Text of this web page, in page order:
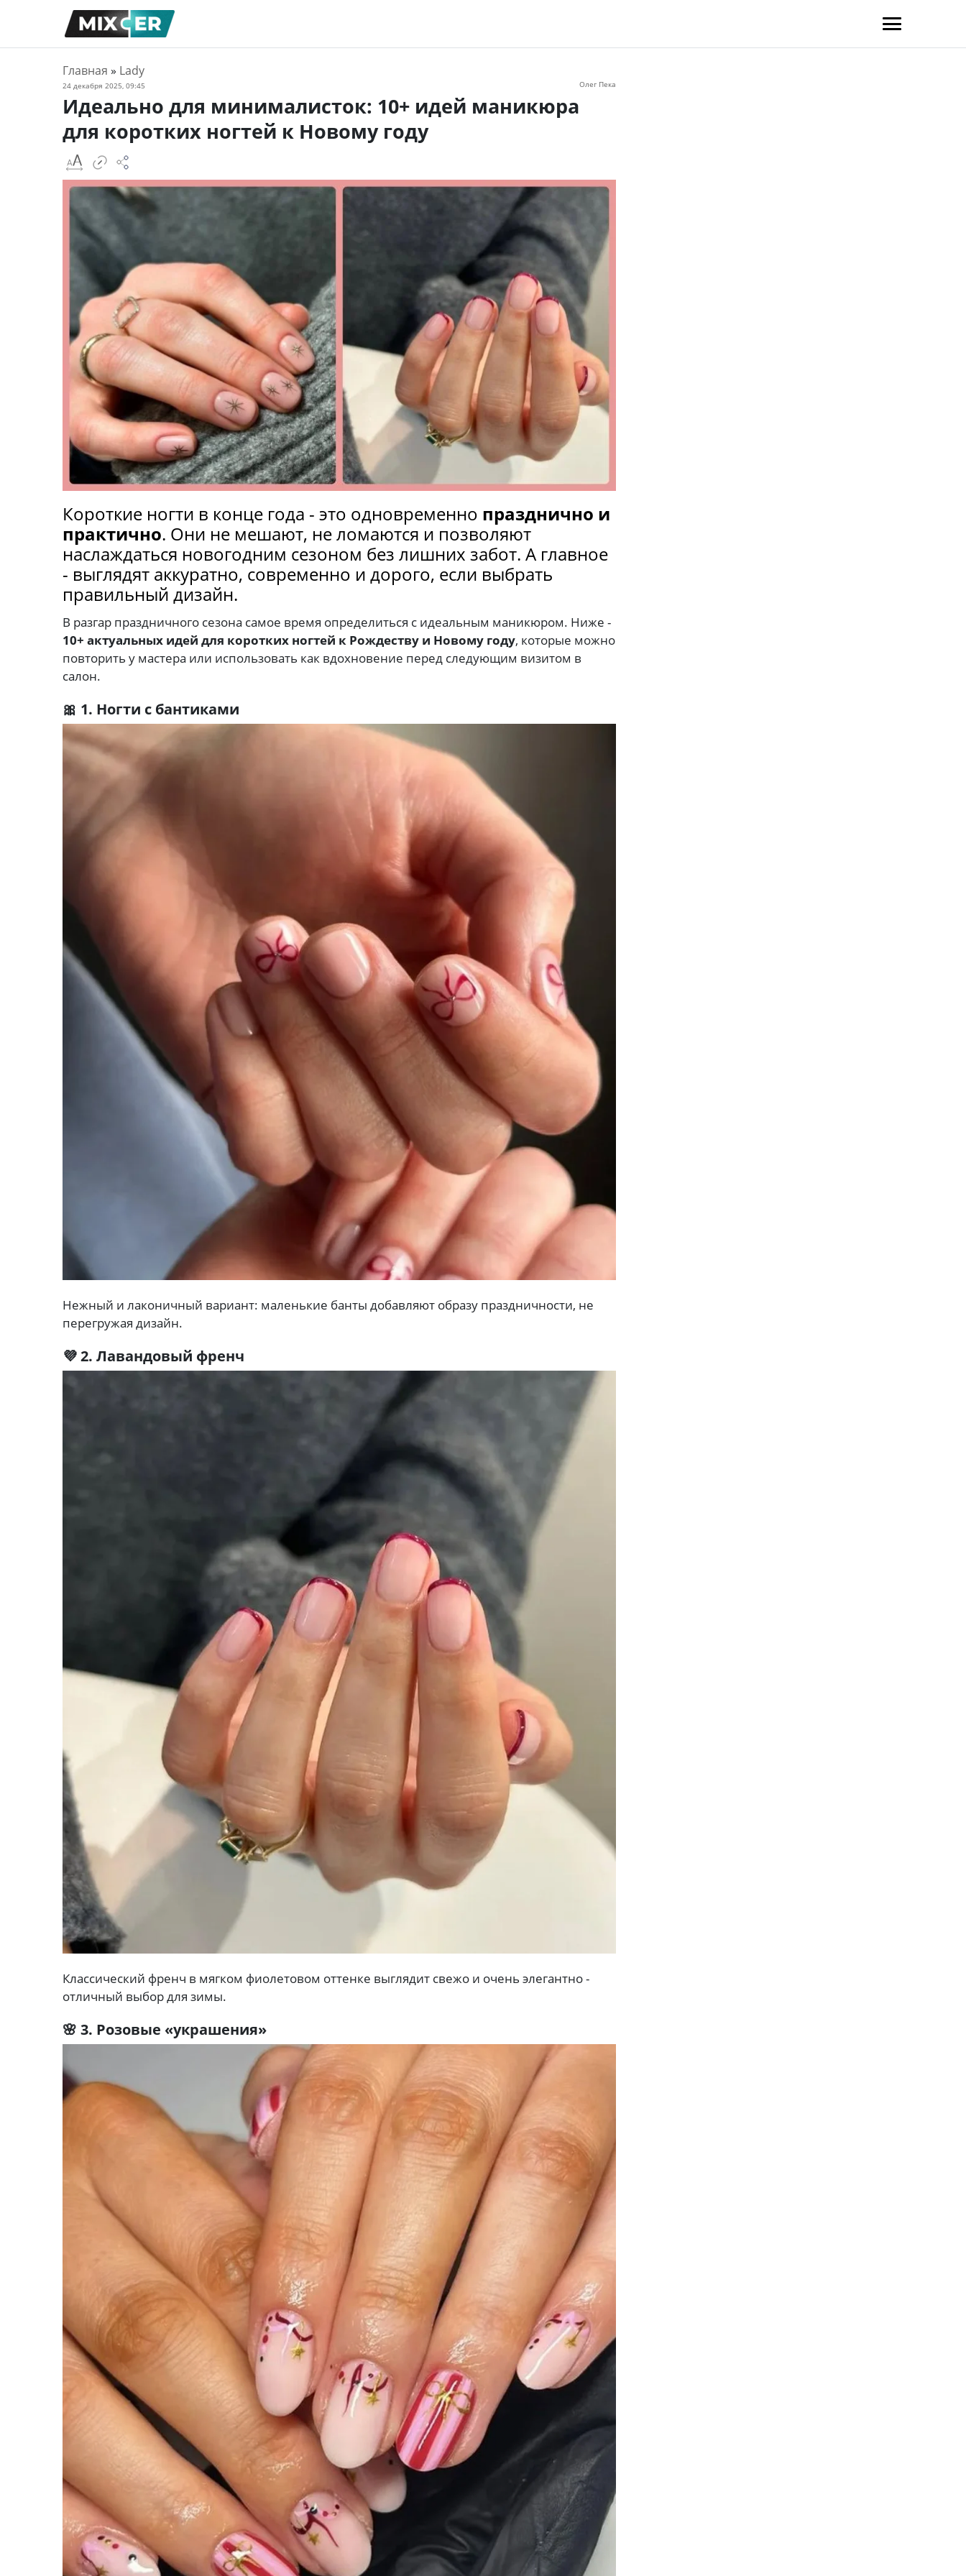
Главная » Lady
24 декабря 2025, 09:45 Олег Пека
Идеально для минималисток: 10+ идей маникюра
для коротких ногтей к Новому году
Короткие ногти в конце года - это одновременно празднично и
практично. Они не мешают, не ломаются и позволяют
наслаждаться новогодним сезоном без лишних забот. А главное
- выглядят аккуратно, современно и дорого, если выбрать
правильный дизайн.
В разгар праздничного сезона самое время определиться с идеальным маникюром. Ниже -
10+ актуальных идей для коротких ногтей к Рождеству и Новому году, которые можно
повторить у мастера или использовать как вдохновение перед следующим визитом в
салон.
🎀 1. Ногти с бантиками
Нежный и лаконичный вариант: маленькие банты добавляют образу праздничности, не
перегружая дизайн.
💜 2. Лавандовый френч
Классический френч в мягком фиолетовом оттенке выглядит свежо и очень элегантно -
отличный выбор для зимы.
🌸 3. Розовые «украшения»